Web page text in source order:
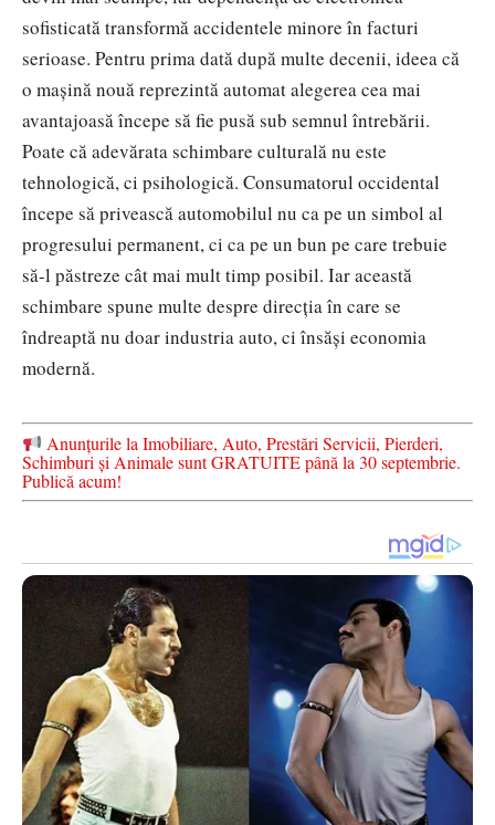
sofisticată transformă accidentele minore în facturi
serioase. Pentru prima dată după multe decenii, ideea că
o mașină nouă reprezintă automat alegerea cea mai
avantajoasă începe să fie pusă sub semnul întrebării.
Poate că adevărata schimbare culturală nu este
tehnologică, ci psihologică. Consumatorul occidental
începe să privească automobilul nu ca pe un simbol al
progresului permanent, ci ca pe un bun pe care trebuie
să-l păstreze cât mai mult timp posibil. Iar această
schimbare spune multe despre direcția în care se
îndreaptă nu doar industria auto, ci însăși economia
modernă.
Anunțurile la Imobiliare, Auto, Prestări Servicii, Pierderi,
Schimburi și Animale sunt GRATUITE până la 30 septembrie.
Publică acum!